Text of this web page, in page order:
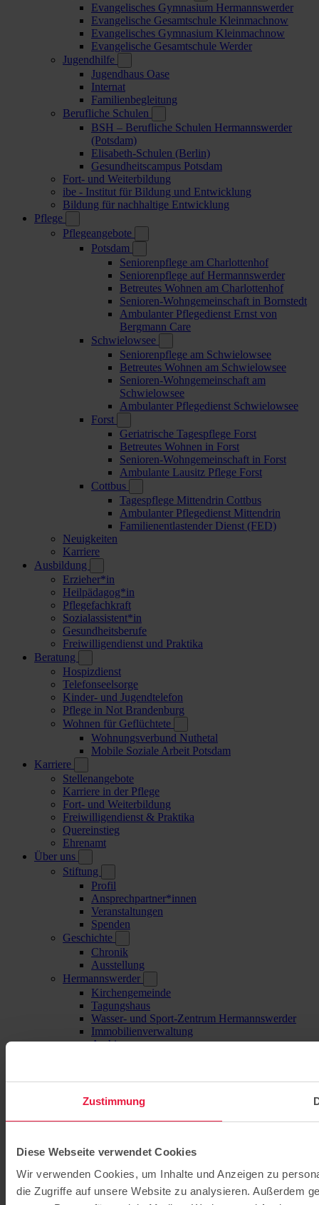
Zustimmung
Diese Webseite verwendet Cookies
Wir verwenden Cookies, um Inhalte und Anzeigen zu
die Zugriffe auf unsere Website zu analysieren. Außerdem
Evangelisches Gymnasium Hermannswerder
Evangelische Gesamtschule Kleinmachnow
Evangelisches Gymnasium Kleinmachnow
Evangelische Gesamtschule Werder
Jugendhilfe
Jugendhaus Oase
Internat
Familienbegleitung
Berufliche Schulen
BSH – Berufliche Schulen Hermannswerder
(Potsdam)
Elisabeth-Schulen (Berlin)
Gesundheitscampus Potsdam
Fort- und Weiterbildung
ibe - Institut für Bildung und Entwicklung
Bildung für nachhaltige Entwicklung
Pflege
Pflegeangebote
Potsdam
Seniorenpflege am Charlottenhof
Seniorenpflege auf Hermannswerder
Betreutes Wohnen am Charlottenhof
Senioren-Wohngemeinschaft in Bornstedt
Ambulanter Pflegedienst Ernst von
Bergmann Care
Schwielowsee
Seniorenpflege am Schwielowsee
Betreutes Wohnen am Schwielowsee
Senioren-Wohngemeinschaft am
Schwielowsee
Ambulanter Pflegedienst Schwielowsee
Forst
Geriatrische Tagespflege Forst
Betreutes Wohnen in Forst
Senioren-Wohngemeinschaft in Forst
Ambulante Lausitz Pflege Forst
Cottbus
Tagespflege Mittendrin Cottbus
Ambulanter Pflegedienst Mittendrin
Familienentlastender Dienst (FED)
Neuigkeiten
Karriere
Ausbildung
Erzieher*in
Heilpädagog*in
Pflegefachkraft
Sozialassistent*in
Gesundheitsberufe
Freiwilligendienst und Praktika
Beratung
Hospizdienst
Telefonseelsorge
Kinder- und Jugendtelefon
Pflege in Not Brandenburg
Wohnen für Geflüchtete
Wohnungsverbund Nuthetal
Mobile Soziale Arbeit Potsdam
Karriere
Stellenangebote
Karriere in der Pflege
Fort- und Weiterbildung
Freiwilligendienst & Praktika
Quereinstieg
Ehrenamt
Über uns
Stiftung
Profil
Ansprechpartner*innen
Veranstaltungen
Spenden
Geschichte
Chronik
Ausstellung
Hermannswerder
Kirchengemeinde
Tagungshaus
Wasser- und Sport-Zentrum Hermannswerder
Immobilienverwaltung
Archiv